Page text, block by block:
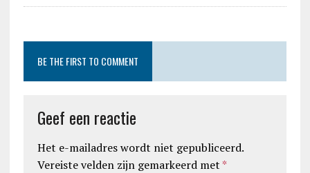
BE THE FIRST TO COMMENT
Geef een reactie
Het e-mailadres wordt niet gepubliceerd.
Vereiste velden zijn gemarkeerd met *